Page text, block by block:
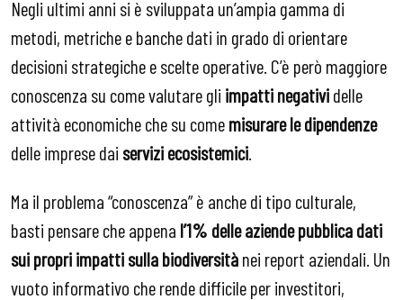
Negli ultimi anni si è sviluppata un’ampia gamma di
metodi, metriche e banche dati in grado di orientare
decisioni strategiche e scelte operative. C’è però maggiore
conoscenza su come valutare gli impatti negatividelle
attività economiche che su comemisurare le dipendenze
delle imprese dai servizi ecosistemici.
Ma il problema “conoscenza” è anche di tipo culturale,
basti pensare che appena l’1% delle aziende pubblica dati
sui propri impatti sulla biodiversitànei report aziendali. Un
vuoto informativo che rende difficile per investitori,